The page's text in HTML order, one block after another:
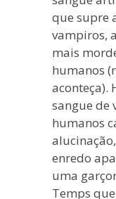
que supre
vampiros,
mais
humanos
aconteça).
sangue de
humanos
enredo
uma
Temps